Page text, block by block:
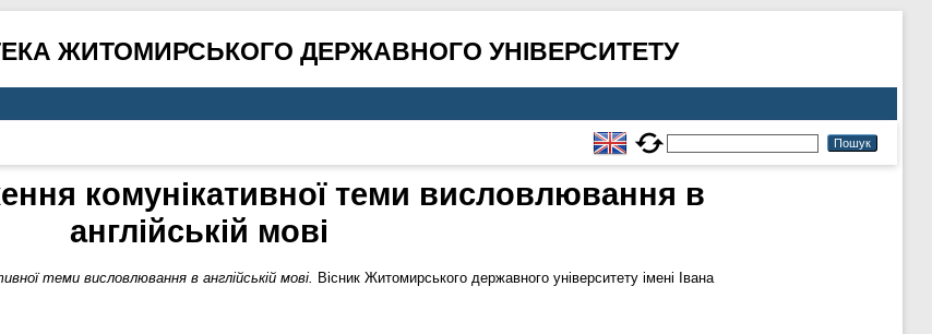
ЖИТОМИРСЬКОГО ДЕРЖАВНОГО УНІВЕРСИТЕТУ
комунікативної теми висловлювання в
англійській мові
теми висловлювання в англійській мові. Вісник Житомирського державного університету імені Івана